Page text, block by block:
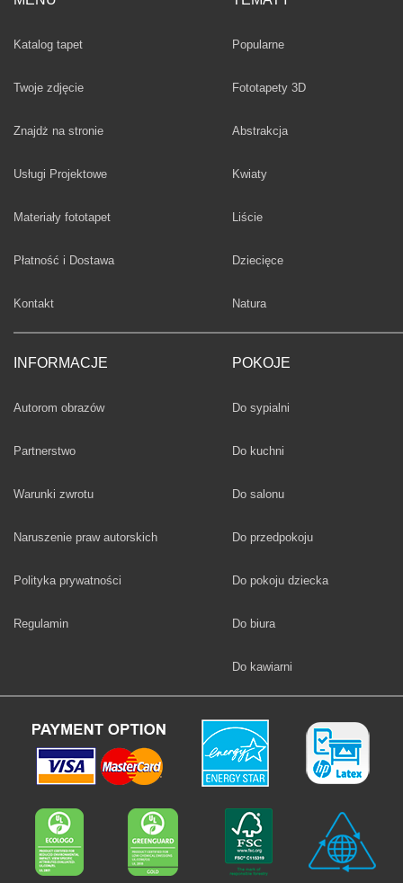
Katalog tapet
Twoje zdjęcie
Znajdż na stronie
Usługi Projektowe
Materiały fototapet
Płatność i Dostawa
Kontakt
INFORMACJE
Autorom obrazów
Partnerstwo
Warunki zwrotu
Naruszenie praw autorskich
Polityka prywatności
Regulamin
Fototapety
Popularne
Fototapety 3D
Fototapety
Abstrakcja
Fototapety
Kwiaty
Fototapety
Liście
Fototapety
Dziecięce
Fototapety
Natura
POKOJE
Fototapety
Do sypialni
Fototapety
Do kuchni
Fototapety
Do salonu
Fototapety
Do przedpokoju
Fototapety
Do pokoju dziecka
Fototapety
Do biura
Fototapety
Do kawiarni